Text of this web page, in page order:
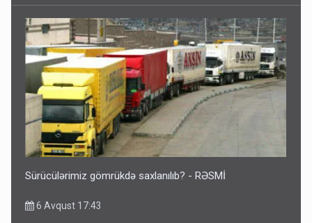
Sürücülərimiz gömrükdə saxlanılıb? - RƏSMİ
6 Avqust 17:43